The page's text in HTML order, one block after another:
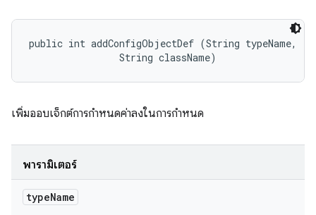
public int addConfigObjectDef (String typeName,
                String className)
เพิ่มออบเจ็กต์การกำหนดค่าลงในการกำหนด
พารามิเตอร์
typeName